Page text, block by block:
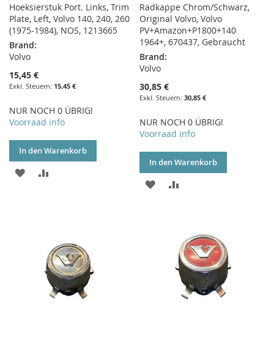
Hoeksierstuk Port. Links, Trim
Plate, Left, Volvo 140, 240, 260
(1975-1984), NOS, 1213665
Brand:
Volvo
15,45 €
15,45 €
NUR NOCH 0 ÜBRIG!
Voorraad info
In den Warenkorb
ZUR
Radkappe Chrom/Schwarz,
Original Volvo, Volvo
PV+Amazon+P1800+140
1964+, 670437, Gebraucht
Brand:
Volvo
30,85 €
30,85 €
NUR NOCH 0 ÜBRIG!
Voorraad info
In den Warenkorb
ZUR